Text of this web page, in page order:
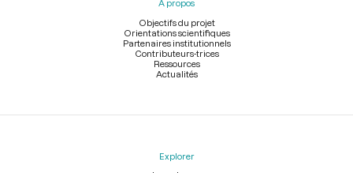
À propos
Objectifs du projet
Orientations scientifiques
Partenaires institutionnels
Contributeurs-trices
Ressources
Actualités
Explorer